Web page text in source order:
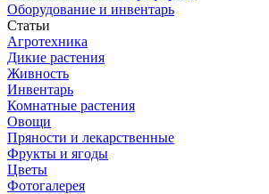
Оборудование и инвентарь
Статьи
Агротехника
Дикие растения
Живность
Инвентарь
Комнатные растения
Овощи
Пряности и лекарственные
Фрукты и ягоды
Цветы
Фотогалерея